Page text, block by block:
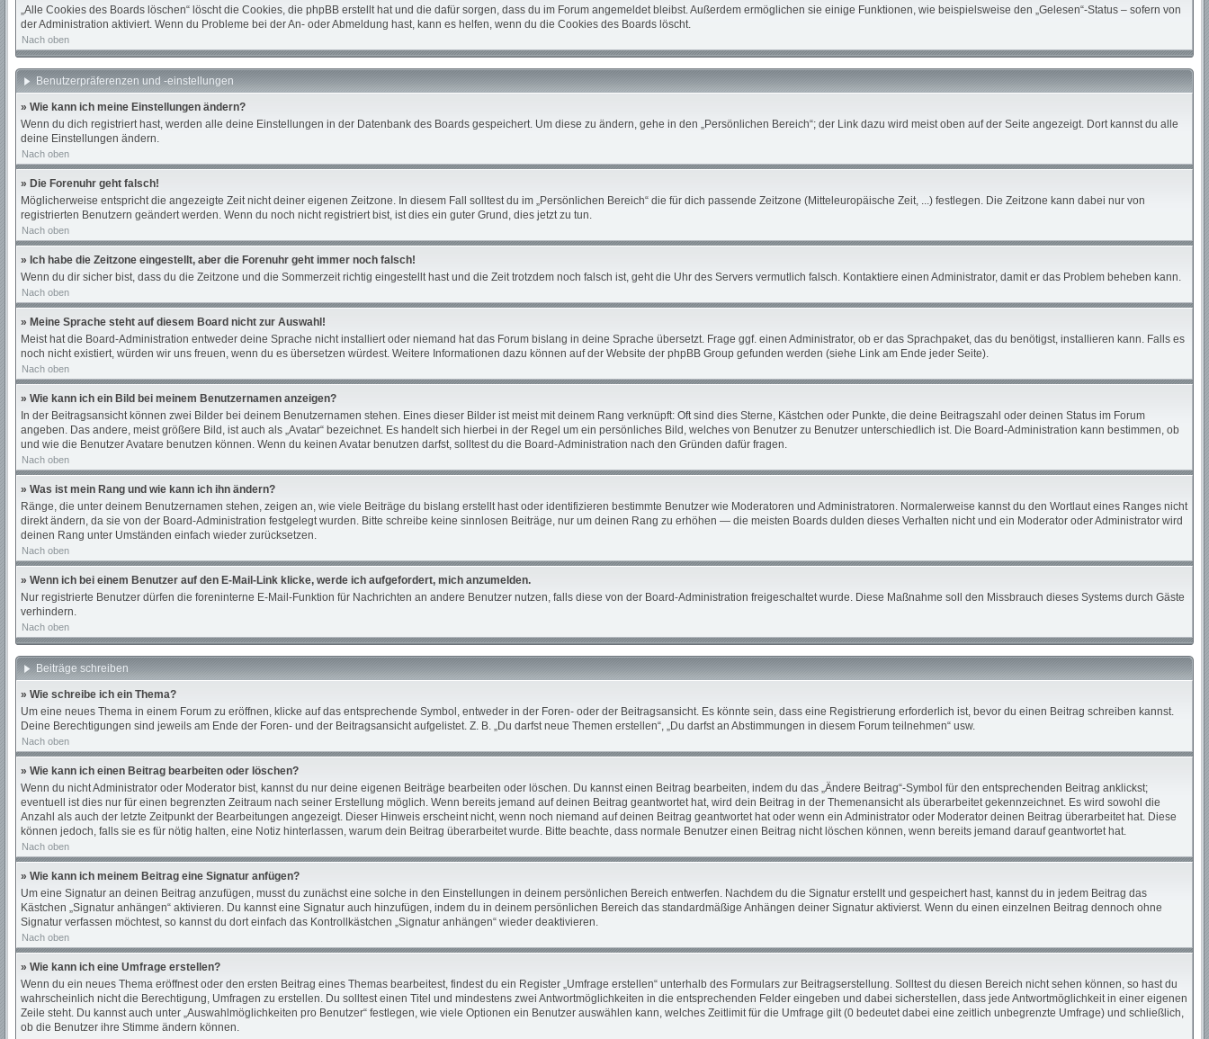
„Alle Cookies des Boards löschen“ löscht die Cookies, die phpBB erstellt hat und die dafür sorgen, dass du im Forum angemeldet bleibst. Außerdem ermöglichen sie einige Funktionen, wie beispielsweise den „Gelesen“-Status – sofern von
der Administration aktiviert. Wenn du Probleme bei der An- oder Abmeldung hast, kann es helfen, wenn du die Cookies des Boards löscht.
Nach oben
Benutzerpräferenzen und -einstellungen
» Wie kann ich meine Einstellungen ändern?
Wenn du dich registriert hast, werden alle deine Einstellungen in der Datenbank des Boards gespeichert. Um diese zu ändern, gehe in den „Persönlichen Bereich“; der Link dazu wird meist oben auf der Seite angezeigt. Dort kannst du alle
deine Einstellungen ändern.
Nach oben
» Die Forenuhr geht falsch!
Möglicherweise entspricht die angezeigte Zeit nicht deiner eigenen Zeitzone. In diesem Fall solltest du im „Persönlichen Bereich“ die für dich passende Zeitzone (Mitteleuropäische Zeit, ...) festlegen. Die Zeitzone kann dabei nur von
registrierten Benutzern geändert werden. Wenn du noch nicht registriert bist, ist dies ein guter Grund, dies jetzt zu tun.
Nach oben
» Ich habe die Zeitzone eingestellt, aber die Forenuhr geht immer noch falsch!
Wenn du dir sicher bist, dass du die Zeitzone und die Sommerzeit richtig eingestellt hast und die Zeit trotzdem noch falsch ist, geht die Uhr des Servers vermutlich falsch. Kontaktiere einen Administrator, damit er das Problem beheben kann.
Nach oben
» Meine Sprache steht auf diesem Board nicht zur Auswahl!
Meist hat die Board-Administration entweder deine Sprache nicht installiert oder niemand hat das Forum bislang in deine Sprache übersetzt. Frage ggf. einen Administrator, ob er das Sprachpaket, das du benötigst, installieren kann. Falls es
noch nicht existiert, würden wir uns freuen, wenn du es übersetzen würdest. Weitere Informationen dazu können auf der Website der phpBB Group gefunden werden (siehe Link am Ende jeder Seite).
Nach oben
» Wie kann ich ein Bild bei meinem Benutzernamen anzeigen?
In der Beitragsansicht können zwei Bilder bei deinem Benutzernamen stehen. Eines dieser Bilder ist meist mit deinem Rang verknüpft: Oft sind dies Sterne, Kästchen oder Punkte, die deine Beitragszahl oder deinen Status im Forum
angeben. Das andere, meist größere Bild, ist auch als „Avatar“ bezeichnet. Es handelt sich hierbei in der Regel um ein persönliches Bild, welches von Benutzer zu Benutzer unterschiedlich ist. Die Board-Administration kann bestimmen, ob
und wie die Benutzer Avatare benutzen können. Wenn du keinen Avatar benutzen darfst, solltest du die Board-Administration nach den Gründen dafür fragen.
Nach oben
» Was ist mein Rang und wie kann ich ihn ändern?
Ränge, die unter deinem Benutzernamen stehen, zeigen an, wie viele Beiträge du bislang erstellt hast oder identifizieren bestimmte Benutzer wie Moderatoren und Administratoren. Normalerweise kannst du den Wortlaut eines Ranges nicht
direkt ändern, da sie von der Board-Administration festgelegt wurden. Bitte schreibe keine sinnlosen Beiträge, nur um deinen Rang zu erhöhen — die meisten Boards dulden dieses Verhalten nicht und ein Moderator oder Administrator wird
deinen Rang unter Umständen einfach wieder zurücksetzen.
Nach oben
» Wenn ich bei einem Benutzer auf den E-Mail-Link klicke, werde ich aufgefordert, mich anzumelden.
Nur registrierte Benutzer dürfen die foreninterne E-Mail-Funktion für Nachrichten an andere Benutzer nutzen, falls diese von der Board-Administration freigeschaltet wurde. Diese Maßnahme soll den Missbrauch dieses Systems durch Gäste
verhindern.
Nach oben
Beiträge schreiben
» Wie schreibe ich ein Thema?
Um eine neues Thema in einem Forum zu eröffnen, klicke auf das entsprechende Symbol, entweder in der Foren- oder der Beitragsansicht. Es könnte sein, dass eine Registrierung erforderlich ist, bevor du einen Beitrag schreiben kannst.
Deine Berechtigungen sind jeweils am Ende der Foren- und der Beitragsansicht aufgelistet. Z. B. „Du darfst neue Themen erstellen“, „Du darfst an Abstimmungen in diesem Forum teilnehmen“ usw.
Nach oben
» Wie kann ich einen Beitrag bearbeiten oder löschen?
Wenn du nicht Administrator oder Moderator bist, kannst du nur deine eigenen Beiträge bearbeiten oder löschen. Du kannst einen Beitrag bearbeiten, indem du das „Ändere Beitrag“-Symbol für den entsprechenden Beitrag anklickst;
eventuell ist dies nur für einen begrenzten Zeitraum nach seiner Erstellung möglich. Wenn bereits jemand auf deinen Beitrag geantwortet hat, wird dein Beitrag in der Themenansicht als überarbeitet gekennzeichnet. Es wird sowohl die
Anzahl als auch der letzte Zeitpunkt der Bearbeitungen angezeigt. Dieser Hinweis erscheint nicht, wenn noch niemand auf deinen Beitrag geantwortet hat oder wenn ein Administrator oder Moderator deinen Beitrag überarbeitet hat. Diese
können jedoch, falls sie es für nötig halten, eine Notiz hinterlassen, warum dein Beitrag überarbeitet wurde. Bitte beachte, dass normale Benutzer einen Beitrag nicht löschen können, wenn bereits jemand darauf geantwortet hat.
Nach oben
» Wie kann ich meinem Beitrag eine Signatur anfügen?
Um eine Signatur an deinen Beitrag anzufügen, musst du zunächst eine solche in den Einstellungen in deinem persönlichen Bereich entwerfen. Nachdem du die Signatur erstellt und gespeichert hast, kannst du in jedem Beitrag das
Kästchen „Signatur anhängen“ aktivieren. Du kannst eine Signatur auch hinzufügen, indem du in deinem persönlichen Bereich das standardmäßige Anhängen deiner Signatur aktivierst. Wenn du einen einzelnen Beitrag dennoch ohne
Signatur verfassen möchtest, so kannst du dort einfach das Kontrollkästchen „Signatur anhängen“ wieder deaktivieren.
Nach oben
» Wie kann ich eine Umfrage erstellen?
Wenn du ein neues Thema eröffnest oder den ersten Beitrag eines Themas bearbeitest, findest du ein Register „Umfrage erstellen“ unterhalb des Formulars zur Beitragserstellung. Solltest du diesen Bereich nicht sehen können, so hast du
wahrscheinlich nicht die Berechtigung, Umfragen zu erstellen. Du solltest einen Titel und mindestens zwei Antwortmöglichkeiten in die entsprechenden Felder eingeben und dabei sicherstellen, dass jede Antwortmöglichkeit in einer eigenen
Zeile steht. Du kannst auch unter „Auswahlmöglichkeiten pro Benutzer“ festlegen, wie viele Optionen ein Benutzer auswählen kann, welches Zeitlimit für die Umfrage gilt (0 bedeutet dabei eine zeitlich unbegrenzte Umfrage) und schließlich,
ob die Benutzer ihre Stimme ändern können.